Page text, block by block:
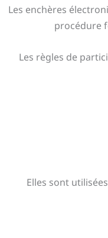
Les enchères
procédure
Les règles de
Elles sont